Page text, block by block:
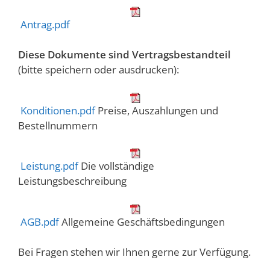
Antrag.pdf
Diese Dokumente sind Vertragsbestandteil
(bitte speichern oder ausdrucken):
Konditionen.pdfPreise, Auszahlungen und
Bestellnummern
Leistung.pdfDie vollständige
Leistungsbeschreibung
AGB.pdfAllgemeine Geschäftsbedingungen
Bei Fragen stehen wir Ihnen gerne zur Verfügung.